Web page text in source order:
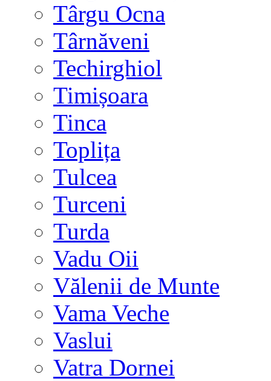
Târgu Ocna
Târnăveni
Techirghiol
Timișoara
Tinca
Toplița
Tulcea
Turceni
Turda
Vadu Oii
Vălenii de Munte
Vama Veche
Vaslui
Vatra Dornei